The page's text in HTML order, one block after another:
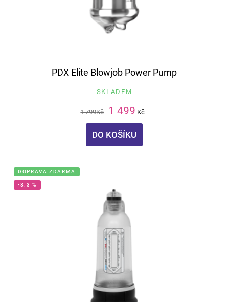
PDX Elite Blowjob Power Pump
SKLADEM
1 799Kč 1 499 Kč
DO KOŠÍKU
DOPRAVA ZDARMA
-8.3 %